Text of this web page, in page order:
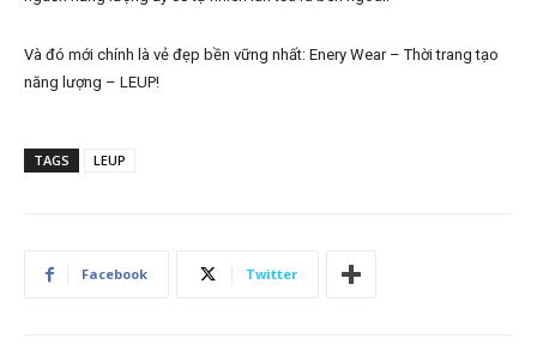
Và đó mới chính là vẻ đẹp bền vững nhất: Enery Wear – Thời trang tạo
năng lượng – LEUP!
TAGS LEUP
Facebook Twitter